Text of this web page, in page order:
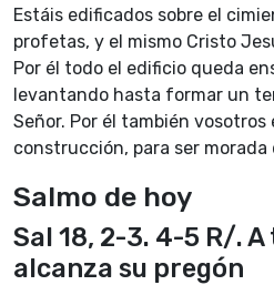
Estáis edificados sobre el
profetas, y el mismo Cristo
Por él todo el edificio queda
levantando hasta formar un
Señor. Por él también
construcción, para ser morada
Salmo de hoy
Sal 18, 2-3. 4-5 R/.
alcanza su pregón